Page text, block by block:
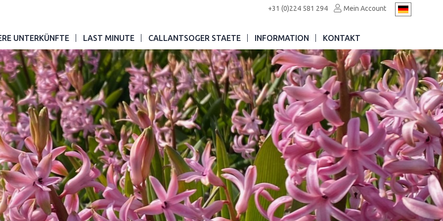
+31 (0)224 581 294 Mein Account
UNTERKÜNFTE LAST MINUTE CALLANTSOGER STAETE INFORMATION KONTAKT